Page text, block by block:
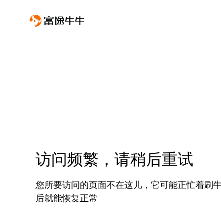
访问频繁，请稍后重试
您所要访问的页面不在这儿，它可能正忙着刷
后就能恢复正常